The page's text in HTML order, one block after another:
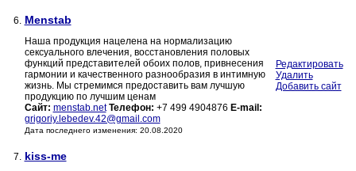
6. Menstab
Наша продукция нацелена на нормализацию
сексуального влечения, восстановления половых
функций представителей обоих полов, привнесения
гармонии и качественного разнообразия в интимную
жизнь. Мы стремимся предоставить вам лучшую
продукцию по лучшим ценам
Сайт: menstab.net Телефон: +7 499 4904876 E-mail:
grigoriy.lebedev.42@gmail.com
Дата последнего изменения: 20.08.2020
Редактировать
Удалить
Добавить сайт
7. kiss-me